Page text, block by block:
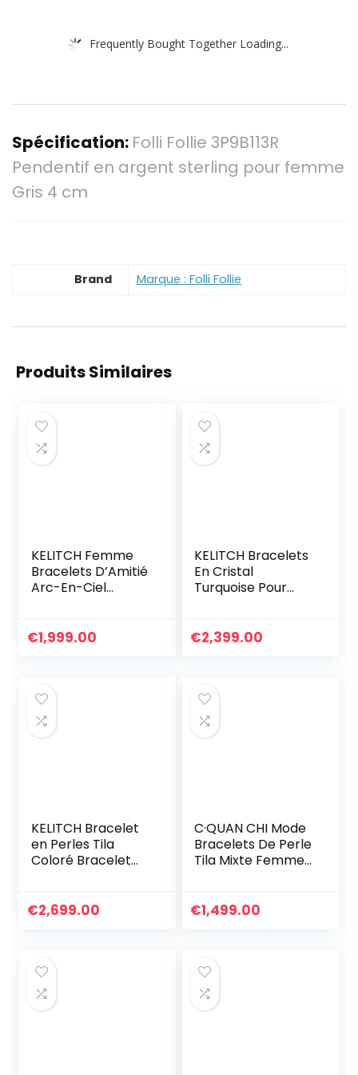
Frequently Bought Together Loading...
Spécification: Folli Follie 3P9B113R
Pendentif en argent sterling pour femme
Gris 4 cm
Brand Marque : Folli Follie
Produits Similaires
KELITCH Femme
Bracelets D’Amitié
Arc-En-Ciel
Main Bracelets
€1,999.00
KELITCH Bracelets
En Cristal
Turquoise Pour
Breloques Enroulé
€2,399.00
KELITCH Bracelet
en Perles Tila
Coloré Bracelet
Cristal Bijoux
€2,699.00
C·QUAN CHI Mode
Bracelets De Perle
Tila Mixte Femmes
Bracelets Bons
€1,499.00